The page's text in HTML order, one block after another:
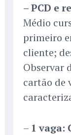
– PCD e
Médio
primeiro
cliente;
Observar
cartão de
– 1 vaga: